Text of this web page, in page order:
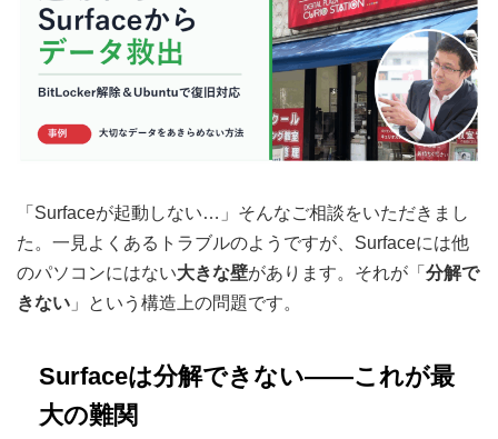
「Surfaceが起動しない…」そんなご相談をいただきまし
た。一見よくあるトラブルのようですが、Surfaceには他
のパソコンにはない大きな壁があります。それが「 分解で
きない 」という構造上の問題です。
Surfaceは分解できない——これが最
大の難関